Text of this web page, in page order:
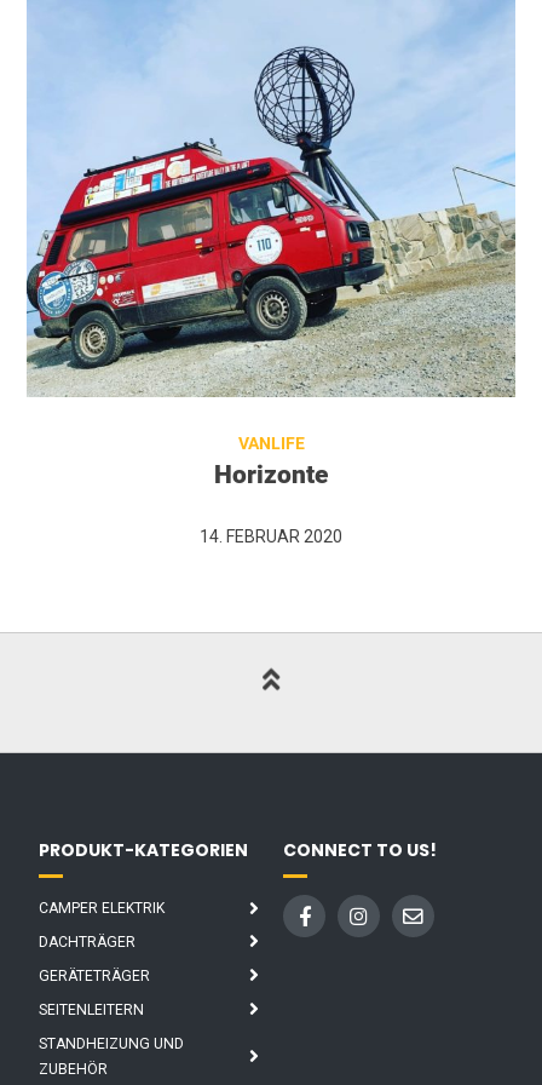
VANLIFE
Horizonte
14. FEBRUAR 2020
PRODUKT-KATEGORIEN
CAMPER ELEKTRIK
DACHTRÄGER
GERÄTETRÄGER
SEITENLEITERN
STANDHEIZUNG UND
ZUBEHÖR
CONNECT TO US!